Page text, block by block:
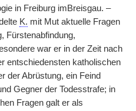
in Freiburg imBreisgau. –
K. mit Mut aktuelle Fragen
Fürstenabfindung,
war er in der Zeit nach
entschiedensten katholischen
der Abrüstung, ein Feind
Gegner der Todesstrafe; in
Fragen galt er als